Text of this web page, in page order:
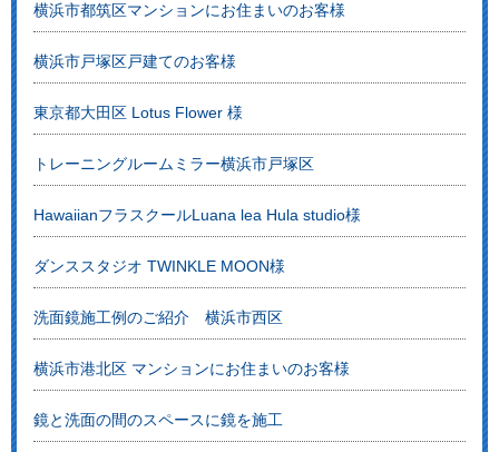
横浜市都筑区マンションにお住まいのお客様
横浜市戸塚区戸建てのお客様
東京都大田区 Lotus Flower 様
トレーニングルームミラー横浜市戸塚区
HawaiianフラスクールLuana lea Hula studio様
ダンススタジオ TWINKLE MOON様
洗面鏡施工例のご紹介 横浜市西区
横浜市港北区 マンションにお住まいのお客様
鏡と洗面の間のスペースに鏡を施工